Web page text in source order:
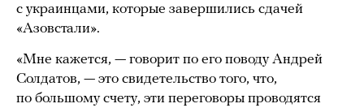
с украинцами, которые завершились сдачей
«Азовстали».
«Мне кажется, — говорит по его поводу Андрей
Солдатов, — это свидетельство того, что,
по большому счету, эти переговоры проводятся